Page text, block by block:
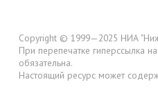
Copyright © 1999—2025 НИА
При перепечатке гиперссылка
обязательна.
Настоящий ресурс может